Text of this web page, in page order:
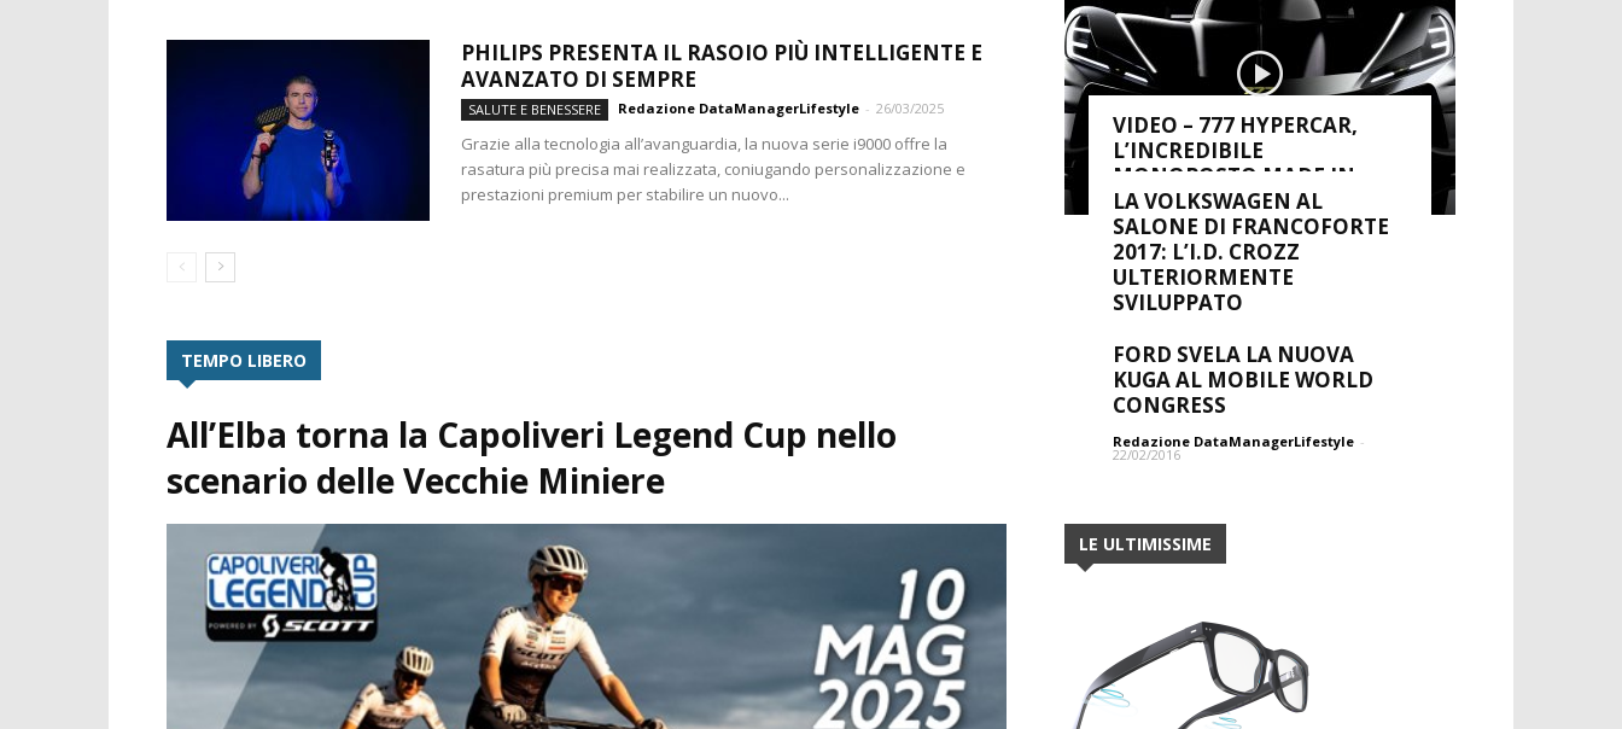
PHILIPS PRESENTA IL RASOIO PIÙ INTELLIGENTE E
AVANZATO DI SEMPRE
SALUTE E BENESSERE Redazione DataManagerLifestyle - 26/03/2025
Grazie alla tecnologia all’avanguardia, la nuova serie i9000 offre la
rasatura più precisa mai realizzata, coniugando personalizzazione e
prestazioni premium per stabilire un nuovo...
TEMPO LIBERO
All’Elba torna la Capoliveri Legend Cup nello
scenario delle Vecchie Miniere
VIDEO – 777 HYPERCAR,
L’INCREDIBILE
MONOPOSTO MADE IN
MONZA
Redazione DataManagerLifestyle -
22/11/2022
LA VOLKSWAGEN AL
SALONE DI FRANCOFORTE
2017: L’I.D. CROZZ
ULTERIORMENTE
SVILUPPATO
08/09/2017
FORD SVELA LA NUOVA
KUGA AL MOBILE WORLD
CONGRESS
Redazione DataManagerLifestyle -
22/02/2016
LE ULTIMISSIME